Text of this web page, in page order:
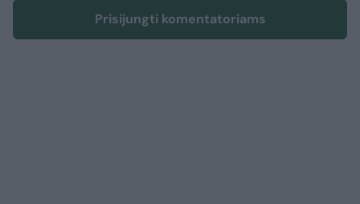
Prisijungti komentatoriams